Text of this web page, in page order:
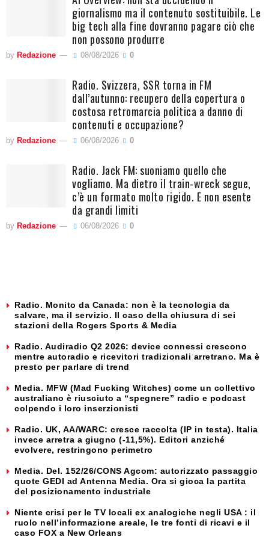
giornalismo ma il contenuto sostituibile. Le
big tech alla fine dovranno pagare ciò che
non possono produrre
by Redazione 08/08/2026 0
Radio. Svizzera, SSR torna in FM
dall’autunno: recupero della copertura o
costosa retromarcia politica a danno di
contenuti e occupazione?
by Redazione 06/08/2026 0
Radio. Jack FM: suoniamo quello che
vogliamo. Ma dietro il train-wreck segue,
c’è un formato molto rigido. E non esente
da grandi limiti
by Redazione 06/08/2026 0
Radio. Monito da Canada: non è la tecnologia da
salvare, ma il servizio. Il caso della chiusura di sei
stazioni della Rogers Sports & Media
Radio. Audiradio Q2 2026: device connessi crescono
mentre autoradio e ricevitori tradizionali arretrano. Ma è
presto per parlare di trend
Media. MFW (Mad Fucking Witches) come un collettivo
australiano è riusciuto a “spegnere” radio e podcast
colpendo i loro inserzionisti
Radio. UK, AA/WARC: cresce raccolta (IP in testa). Italia
invece arretra a giugno (-11,5%). Editori anziché
evolvere, restringono perimetro
Media. Del. 152/26/CONS Agcom: autorizzato passaggio
quote GEDI ad Antenna Media. Ora si gioca la partita
del posizionamento industriale
Niente crisi per le TV locali ex analogiche negli USA : il
ruolo nell’informazione areale, le tre fonti di ricavi e il
caso FOX a New Orleans